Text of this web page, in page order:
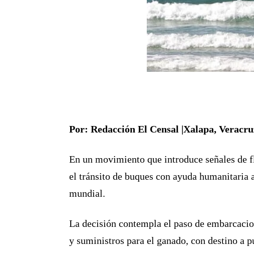
Por: Redacción El Censal |Xalapa,
En un movimiento que introduce señales
el tránsito de buques con ayuda
mundial.
La decisión contempla el paso de
y suministros para el ganado, con destino a